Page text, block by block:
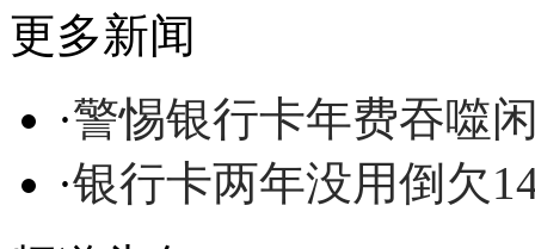
更多新闻
·警惕银行卡年费吞噬
·银行卡两年没用倒欠